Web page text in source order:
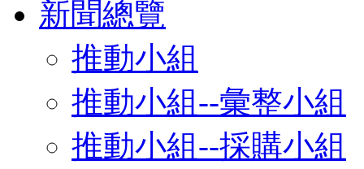
新聞總覽
推動小組
推動小組--彙整小組
推動小組--採購小組